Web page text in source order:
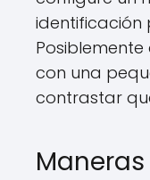
identificación
con una
contrastar